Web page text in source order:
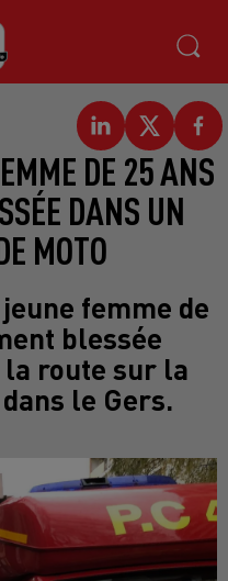
DE 25 ANS
DANS UN
MOTO
femme de
blessée
la route sur la
le Gers.